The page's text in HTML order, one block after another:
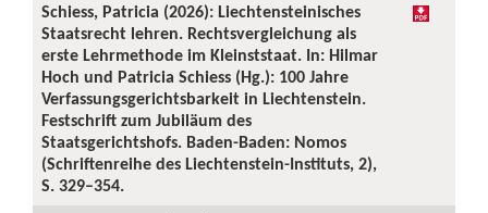
Schiess, Patricia (2026): Liechtensteinisches
Staatsrecht lehren. Rechtsvergleichung als
erste Lehrmethode im Kleinststaat. In: Hilmar
Hoch und Patricia Schiess (Hg.): 100 Jahre
Verfassungsgerichtsbarkeit in Liechtenstein.
Festschrift zum Jubiläum des
Staatsgerichtshofs. Baden-Baden: Nomos
(Schriftenreihe des Liechtenstein-Instituts, 2),
S. 329–354.